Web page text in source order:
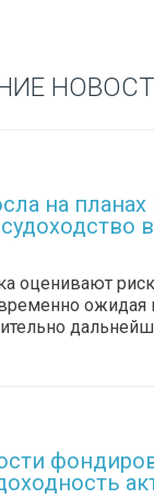
на планах
оценивают
ожидая